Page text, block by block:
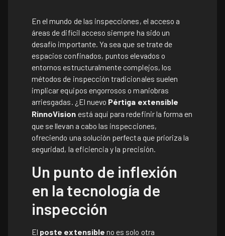
En el mundo de las inspecciones, el acceso a
áreas de difícil acceso siempre ha sido un
desafío importante. Ya sea que se trate de
espacios confinados, puntos elevados o
entornos estructuralmente complejos, los
métodos de inspección tradicionales suelen
implicar equipos engorrosos o maniobras
arriesgadas. ¿El nuevo Pértiga extensible
RinnoVision está aquí para redefinir la forma en
que se llevan a cabo las inspecciones,
ofreciendo una solución perfecta que prioriza la
seguridad, la eficiencia y la precisión.
Un punto de inflexión
en la tecnología de
inspección
El poste extensible no es solo otra